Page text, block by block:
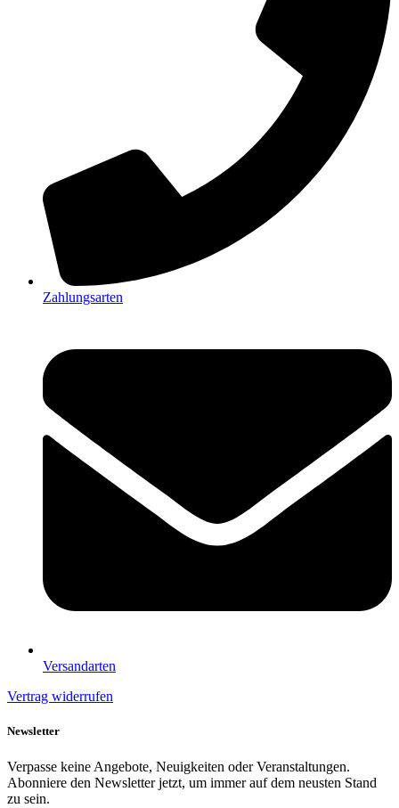
Zahlungsarten
Versandarten
Vertrag widerrufen
Newsletter
Verpasse keine Angebote, Neuigkeiten oder Veranstaltungen.
Abonniere den Newsletter jetzt, um immer auf dem neusten Stand
zu sein.